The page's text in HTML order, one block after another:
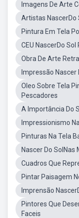
Imagens De Arte
Artistas NascerDo
Pintura Em Tela
CEU NascerDo
Obra De Arte
Impressão Nascer
Oleo Sobre Tela
Pescadores
A Importância Do
Impressionismo
Pinturas Na Tela
Nascer Do
Cuadros Que
Pintar Paisagem
Imprensão
Pintores Que
Faceis